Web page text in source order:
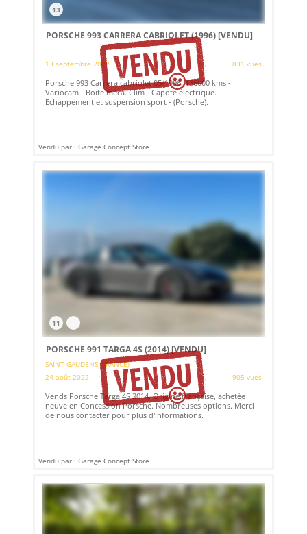
13
PORSCHE 993 CARRERA CABRIOLET (1996)[VENDU]
13 septembre 2022 831 vues
Porsche 993 Carrera cabriolet 05/1996. 136000 kms -
Variocam - Boite méca. Clim - Capote électrique.
Echappement et suspension sport - (Porsche).
Vendu par : Garage Concept Store
11
PORSCHE 991 TARGA 4S (2014)[VENDU]
SAINT GAUDENS (FRANCE)
24 août 2022
905 vues
Vends Porsche Targa 4S 2014. Origine française, achetée
neuve en Concession Porsche. Nombreuses options. Merci
de nous contacter pour plus d'informations.
Vendu par : Garage Concept Store